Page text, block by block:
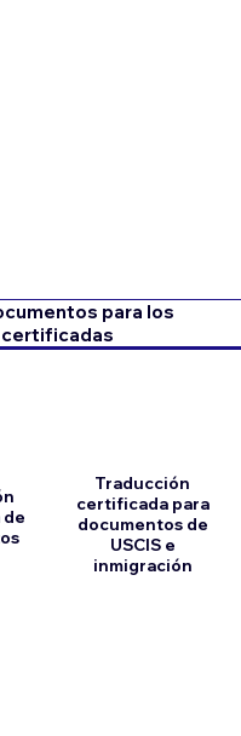
para los
Traducción
certificada para
documentos de
USCIS e
inmigración